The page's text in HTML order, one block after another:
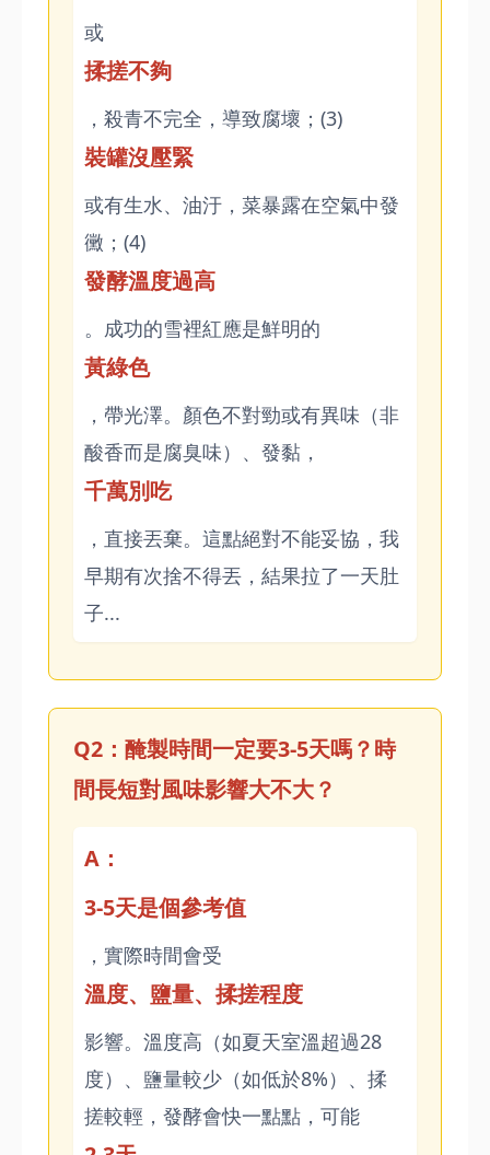
或
揉搓不夠
，殺青不完全，導致腐壞；(3)
裝罐沒壓緊
或有生水、油汙，菜暴露在空氣中發
黴；(4)
發酵溫度過高
。成功的雪裡紅應是鮮明的
黃綠色
，帶光澤。顏色不對勁或有異味（非
酸香而是腐臭味）、發黏，
千萬別吃
，直接丟棄。這點絕對不能妥協，我
早期有次捨不得丟，結果拉了一天肚
子...
Q2：醃製時間一定要3-5天嗎？時
間長短對風味影響大不大？
A：
3-5天是個參考值
，實際時間會受
溫度、鹽量、揉搓程度
影響。溫度高（如夏天室溫超過28
度）、鹽量較少（如低於8%）、揉
搓較輕，發酵會快一點點，可能